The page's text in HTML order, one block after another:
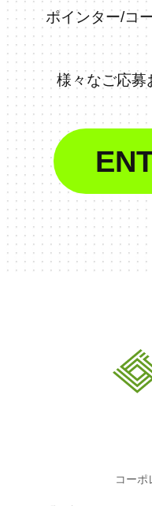
ポインター/コ
様々なご応募
コーポ